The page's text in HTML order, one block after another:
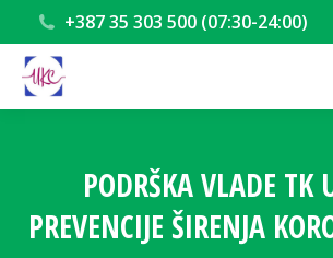
+387 35 303 500 (07:30-24:00)
PODRŠKA VLADE TK
PREVENCIJE ŠIRENJA